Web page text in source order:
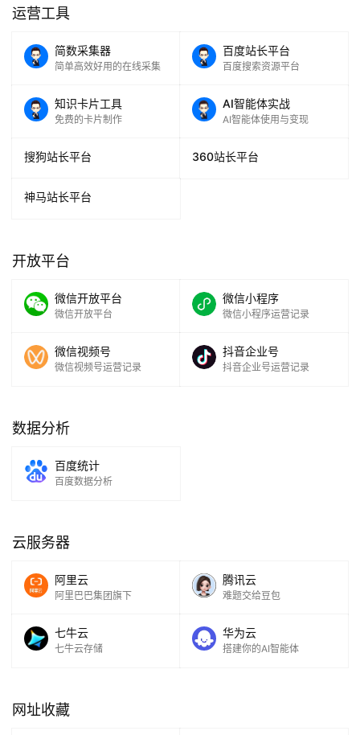
运营工具
简数采集器
简单高效好用的在线采集
百度站长平台
百度搜索资源平台
知识卡片工具
免费的卡片制作
AI智能体实战
AI智能体使用与变现
搜狗站长平台 360站长平台
神马站长平台
开放平台
微信开放平台
微信开放平台
微信小程序
微信小程序运营记录
微信视频号
微信视频号运营记录
抖音企业号
抖音企业号运营记录
数据分析
百度统计
百度数据分析
云服务器
阿里云
阿里巴巴集团旗下
腾讯云
难题交给豆包
七牛云
七牛云存储
华为云
搭建你的AI智能体
网址收藏